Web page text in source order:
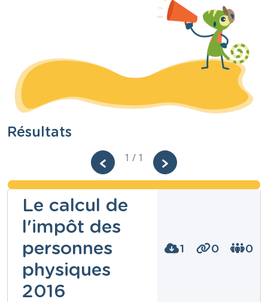
Résultats
1 / 1
Le calcul de
l'impôt des
personnes
physiques
2016
1 0 0